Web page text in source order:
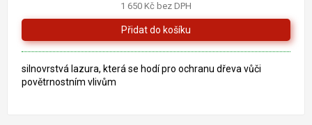
1 650 Kč bez DPH
silnovrstvá lazura, která se hodí pro ochranu dřeva vůči
povětrnostním vlivům